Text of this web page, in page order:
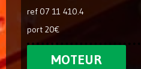
ref 07 11 410.4
port 20€
MOTEUR